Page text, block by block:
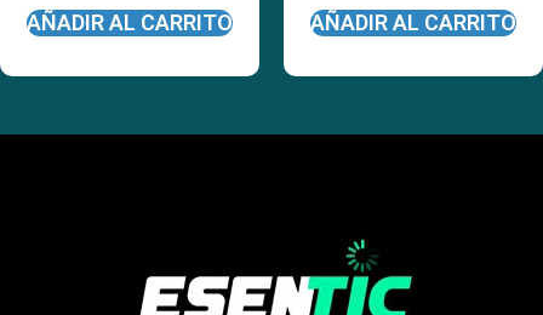
AÑADIR AL CARRITO AÑADIR AL CARRITO